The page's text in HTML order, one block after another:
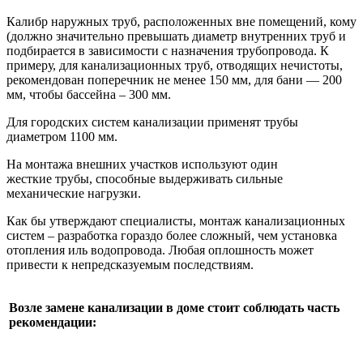
Калибр наружных труб, расположенных вне помещений, кому
(должно значительно превышать диаметр внутренних труб и
подбирается в зависимости с назначения трубопровода. К
примеру, для канализационных труб, отводящих нечистоты,
рекомендован поперечник не менее 150 мм, для бани — 200
мм, чтобы бассейна – 300 мм.
Для городских систем канализации применят трубы
диаметром 1100 мм.
На монтажа внешних участков используют один
жесткие трубы, способные выдерживать сильные
механические нагрузки.
Как бы утверждают специалисты, монтаж канализационных
систем – разработка гораздо более сложный, чем установка
отопления иль водопровода. Любая оплошность может
привести к непредсказуемым последствиям.
Возле замене канализации в доме стоит соблюдать часть
рекомендации: